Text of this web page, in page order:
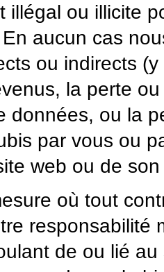
illégal ou illicite
aucun cas
ou indirects
la perte
données, ou la
par vous ou
web ou de
où tout
responsabilité
de ou lié